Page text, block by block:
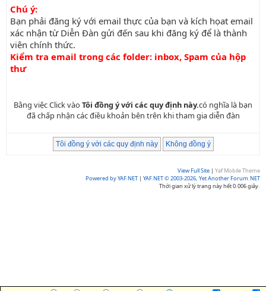
Chú ý:
Bạn phải đăng ký với email thực của bạn và kích họat email
xác nhận từ Diễn Đàn gửi đến sau khi đăng ký để là thành
viên chính thức.
Kiểm tra email trong các folder: inbox, Spam của hộp
thư
Bằng việc Click vào Tôi đồng ý với các quy định này.có nghĩa là bạn
đã chấp nhận các điều khoản bên trên khi tham gia diễn đàn
View Full Site | Yaf Mobile Theme
Powered by YAF.NET | YAF.NET © 2003-2026, Yet Another Forum.NET
Thời gian xử lý trang này hết 0.006 giây.